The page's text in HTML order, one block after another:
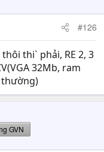
#126
thi` phải, RE 2, 3
32Mb, ram
GVN